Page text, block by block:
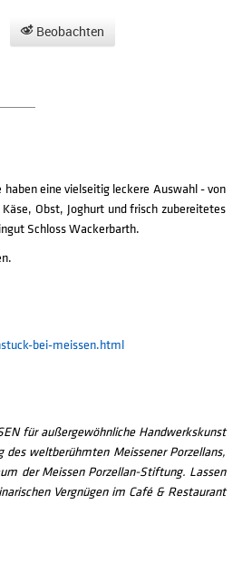
Beobachten
eine vielseitig leckere Auswahl - von
Obst, Joghurt und frisch zubereitetes
Schloss Wackerbarth.
bei-meissen.html
für außergewöhnliche Handwerkskunst
weltberühmten Meissener Porzellans,
der Meissen Porzellan-Stiftung. Lassen
Vergnügen im Café & Restaurant